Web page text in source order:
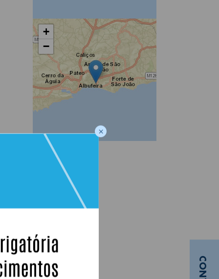
+
−
Partilhar:
×